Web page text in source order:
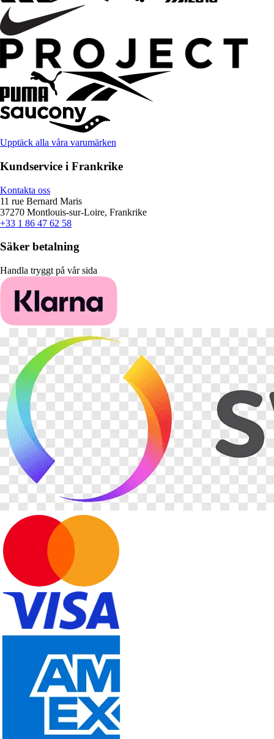
Upptäck alla våra varumärken
Kundservice i Frankrike
Kontakta oss
11 rue Bernard Maris
37270 Montlouis-sur-Loire, Frankrike
+33 1 86 47 62 58
Säker betalning
Handla tryggt på vår sida